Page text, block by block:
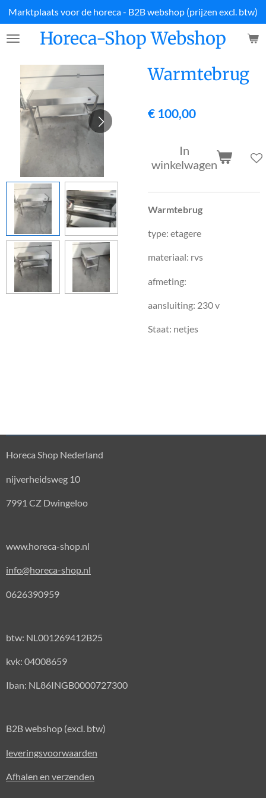
Ga
direct
naar
hoofdinhoud
Horeca-Shop Webshop
Marktplaats voor de horeca - B2B webshop (prijzen excl. btw)
Warmtebrug
€ 100,00
In
winkelwagen
Warmtebrug
type: etagere
materiaal: rvs
afmeting:
aansluiting: 230 v
Staat: netjes
Horeca Shop Nederland
nijverheidsweg 10
7991 CZ Dwingeloo
www.horeca-shop.nl
info@horeca-shop.nl
0626390959
btw: NL001269412B25
kvk: 04008659
Iban: NL86INGB0000727300
B2B webshop (excl. btw)
leveringsvoorwaarden
Afhalen en verzenden